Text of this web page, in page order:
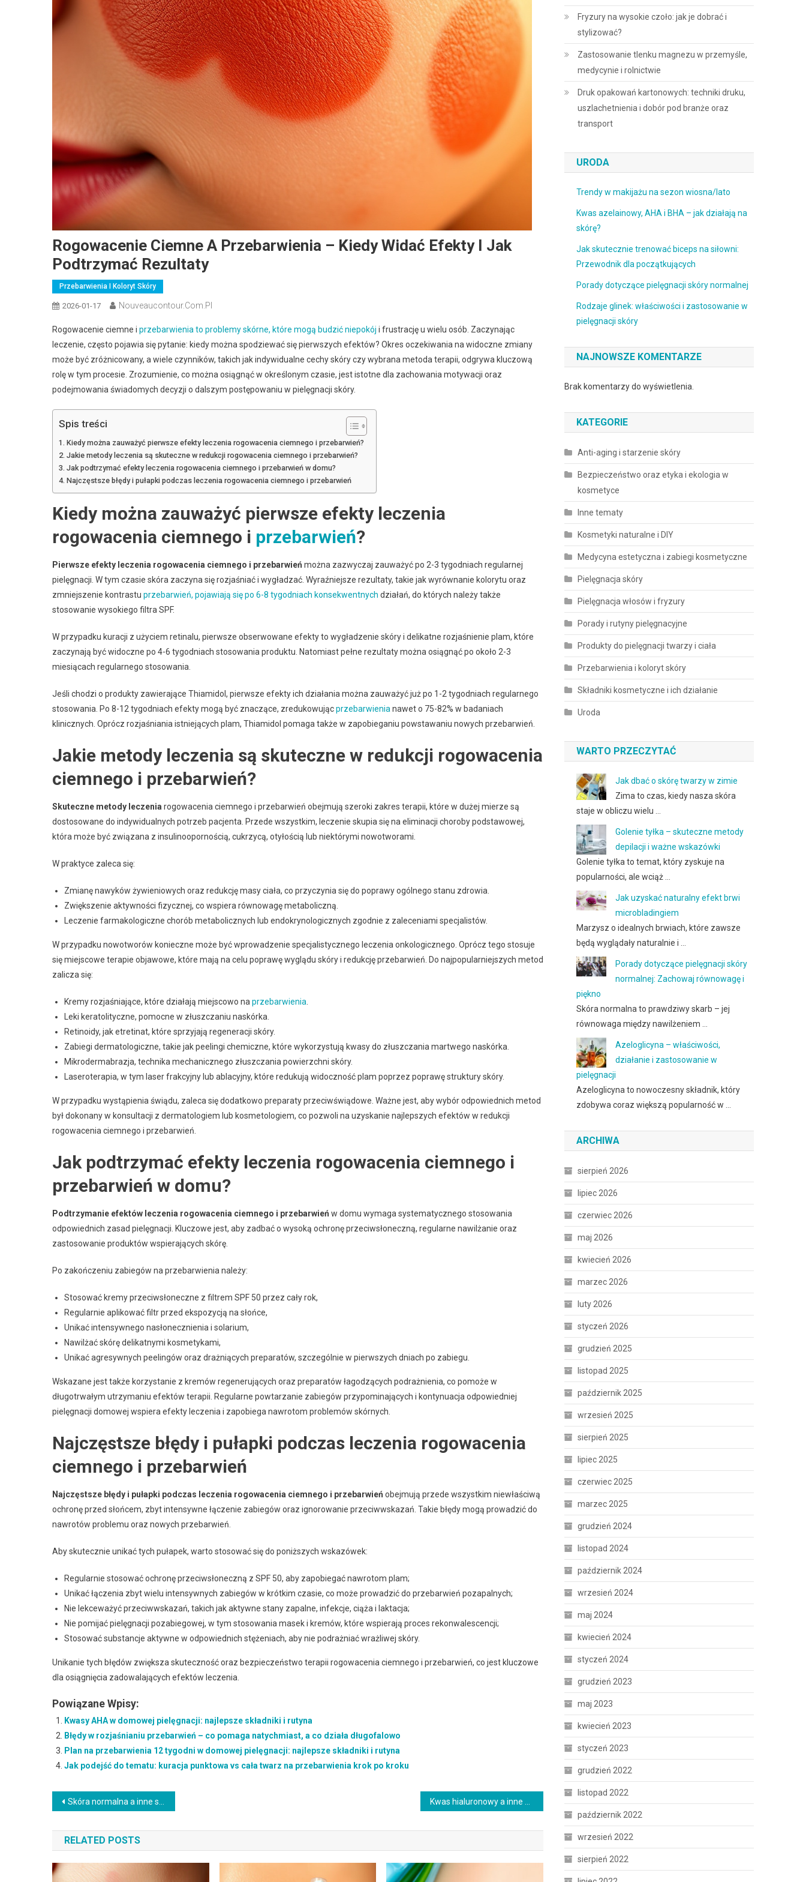
Rogowacenie Ciemne A Przebarwienia – Kiedy Widać Efekty I Jak
Podtrzymać Rezultaty
Przebarwienia I Koloryt Skóry
2026-01-17 Nouveaucontour.com.pl
Rogowacenie ciemne i przebarwienia to problemy skórne, które mogą budzić niepokój i frustrację u wielu osób. Zaczynając
leczenie, często pojawia się pytanie: kiedy można spodziewać się pierwszych efektów? Okres oczekiwania na widoczne zmiany
może być zróżnicowany, a wiele czynników, takich jak indywidualne cechy skóry czy wybrana metoda terapii, odgrywa kluczową
rolę w tym procesie. Zrozumienie, co można osiągnąć w określonym czasie, jest istotne dla zachowania motywacji oraz
podejmowania świadomych decyzji o dalszym postępowaniu w pielęgnacji skóry.
Spis treści
Kiedy można zauważyć pierwsze efekty leczenia rogowacenia ciemnego i przebarwień?
Jakie metody leczenia są skuteczne w redukcji rogowacenia ciemnego i przebarwień?
Jak podtrzymać efekty leczenia rogowacenia ciemnego i przebarwień w domu?
Najczęstsze błędy i pułapki podczas leczenia rogowacenia ciemnego i przebarwień
Kiedy można zauważyć pierwsze efekty leczenia
rogowacenia ciemnego i przebarwień?
Pierwsze efekty leczenia rogowacenia ciemnego i przebarwień można zazwyczaj zauważyć po 2-3 tygodniach regularnej
pielęgnacji. W tym czasie skóra zaczyna się rozjaśniać i wygładzać. Wyraźniejsze rezultaty, takie jak wyrównanie kolorytu oraz
zmniejszenie kontrastu przebarwień, pojawiają się po 6-8 tygodniach konsekwentnych działań, do których należy także
stosowanie wysokiego filtra SPF.
W przypadku kuracji z użyciem retinalu, pierwsze obserwowane efekty to wygładzenie skóry i delikatne rozjaśnienie plam, które
zaczynają być widoczne po 4-6 tygodniach stosowania produktu. Natomiast pełne rezultaty można osiągnąć po około 2-3
miesiącach regularnego stosowania.
Jeśli chodzi o produkty zawierające Thiamidol, pierwsze efekty ich działania można zauważyć już po 1-2 tygodniach regularnego
stosowania. Po 8-12 tygodniach efekty mogą być znaczące, zredukowującprzebarwienia nawet o 75-82% w badaniach
klinicznych. Oprócz rozjaśniania istniejących plam, Thiamidol pomaga także w zapobieganiu powstawaniu nowych przebarwień.
Jakie metody leczenia są skuteczne w redukcji rogowacenia
ciemnego i przebarwień?
Skuteczne metody leczenia rogowacenia ciemnego i przebarwień obejmują szeroki zakres terapii, które w dużej mierze są
dostosowane do indywidualnych potrzeb pacjenta. Przede wszystkim, leczenie skupia się na eliminacji choroby podstawowej,
która może być związana z insulinoopornością, cukrzycą, otyłością lub niektórymi nowotworami.
W praktyce zaleca się:
Zmianę nawyków żywieniowych oraz redukcję masy ciała, co przyczynia się do poprawy ogólnego stanu zdrowia.
Zwiększenie aktywności fizycznej, co wspiera równowagę metaboliczną.
Leczenie farmakologiczne chorób metabolicznych lub endokrynologicznych zgodnie z zaleceniami specjalistów.
W przypadku nowotworów konieczne może być wprowadzenie specjalistycznego leczenia onkologicznego. Oprócz tego stosuje
się miejscowe terapie objawowe, które mają na celu poprawę wyglądu skóry i redukcję przebarwień. Do najpopularniejszych metod
zalicza się:
Kremy rozjaśniające, które działają miejscowo na przebarwienia
Leki keratolityczne, pomocne w złuszczaniu naskórka.
Retinoidy, jak etretinat, które sprzyjają regeneracji skóry.
Zabiegi dermatologiczne, takie jak peelingi chemiczne, które wykorzystują kwasy do złuszczania martwego naskórka.
Mikrodermabrazja, technika mechanicznego złuszczania powierzchni skóry.
Laseroterapia, w tym laser frakcyjny lub ablacyjny, które redukują widoczność plam poprzez poprawę struktury skóry.
W przypadku wystąpienia świądu, zaleca się dodatkowo preparaty przeciwświądowe. Ważne jest, aby wybór odpowiednich metod
był dokonany w konsultacji z dermatologiem lub kosmetologiem, co pozwoli na uzyskanie najlepszych efektów w redukcji
rogowacenia ciemnego i przebarwień.
Jak podtrzymać efekty leczenia rogowacenia ciemnego i
przebarwień w domu?
Podtrzymanie efektów leczenia rogowacenia ciemnego i przebarwień w domu wymaga systematycznego stosowania
odpowiednich zasad pielęgnacji. Kluczowe jest, aby zadbać o wysoką ochronę przeciwsłoneczną, regularne nawilżanie oraz
zastosowanie produktów wspierających skórę.
Po zakończeniu zabiegów na przebarwienia należy:
Stosować kremy przeciwsłoneczne z filtrem SPF 50 przez cały rok,
Regularnie aplikować filtr przed ekspozycją na słońce,
Unikać intensywnego nasłonecznienia i solarium,
Nawilżać skórę delikatnymi kosmetykami,
Unikać agresywnych peelingów oraz drażniących preparatów, szczególnie w pierwszych dniach po zabiegu.
Wskazane jest także korzystanie z kremów regenerujących oraz preparatów łagodzących podrażnienia, co pomoże w
długotrwałym utrzymaniu efektów terapii. Regularne powtarzanie zabiegów przypominających i kontynuacja odpowiedniej
pielęgnacji domowej wspiera efekty leczenia i zapobiega nawrotom problemów skórnych.
Najczęstsze błędy i pułapki podczas leczenia rogowacenia
ciemnego i przebarwień
Najczęstsze błędy i pułapki podczas leczenia rogowacenia ciemnego i przebarwień obejmują przede wszystkim niewłaściwą
ochronę przed słońcem, zbyt intensywne łączenie zabiegów oraz ignorowanie przeciwwskazań. Takie błędy mogą prowadzić do
nawrotów problemu oraz nowych przebarwień.
Aby skutecznie unikać tych pułapek, warto stosować się do poniższych wskazówek:
Regularnie stosować ochronę przeciwsłoneczną z SPF 50, aby zapobiegać nawrotom plam;
Unikać łączenia zbyt wielu intensywnych zabiegów w krótkim czasie, co może prowadzić do przebarwień pozapalnych;
Nie lekceważyć przeciwwskazań, takich jak aktywne stany zapalne, infekcje, ciąża i laktacja;
Nie pomijać pielęgnacji pozabiegowej, w tym stosowania masek i kremów, które wspierają proces rekonwalescencji;
Stosować substancje aktywne w odpowiednich stężeniach, aby nie podrażniać wrażliwej skóry.
Unikanie tych błędów zwiększa skuteczność oraz bezpieczeństwo terapii rogowacenia ciemnego i przebarwień, co jest kluczowe
dla osiągnięcia zadowalających efektów leczenia.
Powiązane Wpisy:
Kwasy AHA w domowej pielęgnacji: najlepsze składniki i rutyna
Błędy w rozjaśnianiu przebarwień – co pomaga natychmiast, a co działa długofalowo
Plan na przebarwienia 12 tygodni w domowej pielęgnacji: najlepsze składniki i rutyna
Jak podejść do tematu: kuracja punktowa vs cała twarz na przebarwienia krok po kroku
Nawigacja
wpisu
Skóra normalna a inne składniki: jak łączyć i nie podrażnić (z czym łączyć: pielęgnacja skóry)
RELATED POSTS
Fryzury na wysokie czoło: jak je dobrać i
stylizować?
Zastosowanie tlenku magnezu w przemyśle,
medycynie i rolnictwie
Druk opakowań kartonowych: techniki druku,
uszlachetnienia i dobór pod branże oraz
transport
URODA
Trendy w makijażu na sezon wiosna/lato
Kwas azelainowy, AHA i BHA – jak działają na
skórę?
Jak skutecznie trenować biceps na siłowni:
Przewodnik dla początkujących
Porady dotyczące pielęgnacji skóry normalnej
Rodzaje glinek: właściwości i zastosowanie w
pielęgnacji skóry
NAJNOWSZE KOMENTARZE
Brak komentarzy do wyświetlenia.
KATEGORIE
Anti-aging i starzenie skóry
Bezpieczeństwo oraz etyka i ekologia w
kosmetyce
Inne tematy
Kosmetyki naturalne i DIY
Medycyna estetyczna i zabiegi kosmetyczne
Pielęgnacja skóry
Pielęgnacja włosów i fryzury
Porady i rutyny pielęgnacyjne
Produkty do pielęgnacji twarzy i ciała
Przebarwienia i koloryt skóry
Składniki kosmetyczne i ich działanie
Uroda
WARTO PRZECZYTAĆ
Jak dbać o skórę twarzy w zimie
Zima to czas, kiedy nasza skóra
staje w obliczu wielu …
Golenie tyłka – skuteczne metody
depilacji i ważne wskazówki
Golenie tyłka to temat, który zyskuje na
popularności, ale wciąż …
Jak uzyskać naturalny efekt brwi
microbladingiem
Marzysz o idealnych brwiach, które zawsze
będą wyglądały naturalnie i …
Porady dotyczące pielęgnacji skóry
normalnej: Zachowaj równowagę i
piękno
Skóra normalna to prawdziwy skarb – jej
równowaga między nawilżeniem …
Azeloglicyna – właściwości,
działanie i zastosowanie w
pielęgnacji
Azeloglicyna to nowoczesny składnik, który
zdobywa coraz większą popularność w …
ARCHIWA
sierpień 2026
lipiec 2026
czerwiec 2026
maj 2026
kwiecień 2026
marzec 2026
luty 2026
styczeń 2026
grudzień 2025
listopad 2025
październik 2025
wrzesień 2025
sierpień 2025
lipiec 2025
czerwiec 2025
marzec 2025
grudzień 2024
listopad 2024
październik 2024
wrzesień 2024
maj 2024
kwiecień 2024
styczeń 2024
grudzień 2023
maj 2023
kwiecień 2023
styczeń 2023
grudzień 2022
listopad 2022
październik 2022
wrzesień 2022
sierpień 2022